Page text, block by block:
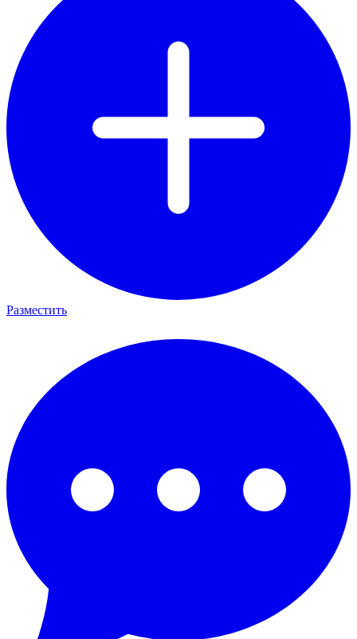
Разместить